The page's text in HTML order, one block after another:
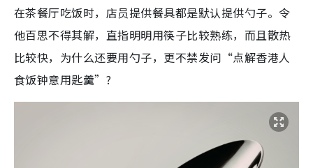
在茶餐厅吃饭时，店员提供餐具都是默认提供勺子。令
他百思不得其解，直指明明用筷子比较熟练，而且散热
比较快，为什么还要用勺子，更不禁发问“点解香港人
食饭钟意用匙羹”?